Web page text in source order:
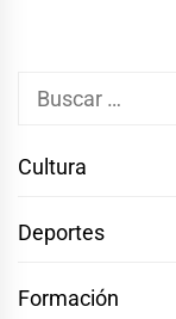
Buscar:
Cultura
Deportes
Formación